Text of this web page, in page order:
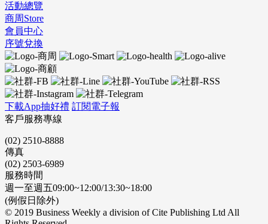
活動總覽
商周Store
會員中心
序號兌換
下載App抽好禮 訂閱電子報
客戶服務專線
(02) 2510-8888
傳真
(02) 2503-6989
服務時間
週一至週五09:00~12:00/13:30~18:00
(例假日除外)
© 2019 Business Weekly a division of Cite Publishing Ltd All